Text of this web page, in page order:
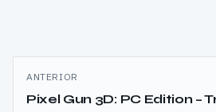
Navegação
de
ANTERIOR
Pixel Gun 3D: PC Edition –